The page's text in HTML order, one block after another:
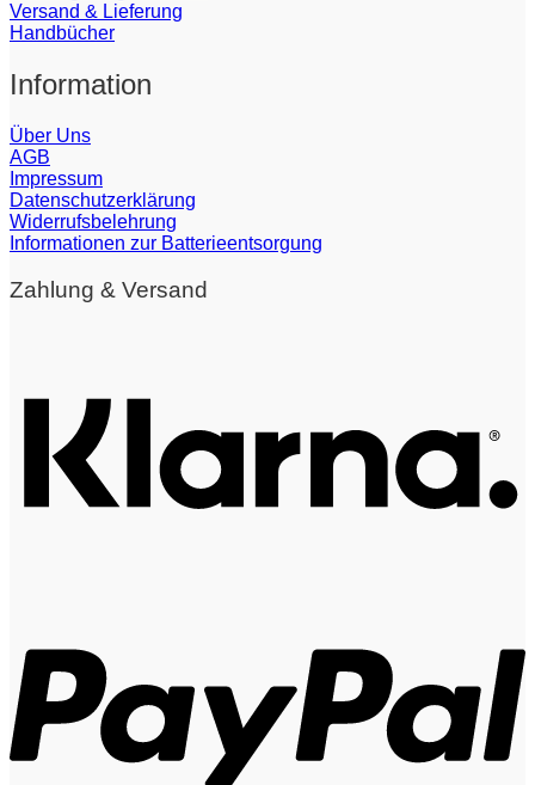
Versand & Lieferung
Handbücher
Information
Über Uns
AGB
Impressum
Datenschutzerklärung
Widerrufsbelehrung
Informationen zur Batterieentsorgung
Zahlung & Versand